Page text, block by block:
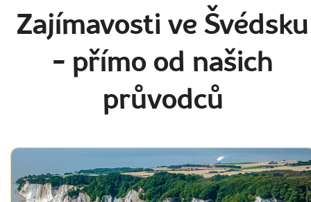
Zajímavosti ve Švédsku
- přímo od našich
průvodců